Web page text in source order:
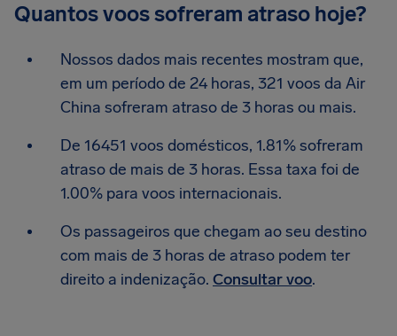
Quantos voos sofreram atraso hoje?
Nossos dados mais recentes mostram que,
em um período de 24 horas, 321 voos da Air
China sofreram atraso de 3 horas ou mais.
De 16451 voos domésticos, 1.81% sofreram
atraso de mais de 3 horas. Essa taxa foi de
1.00% para voos internacionais.
Os passageiros que chegam ao seu destino
com mais de 3 horas de atraso podem ter
direito a indenização. Consultar voo.